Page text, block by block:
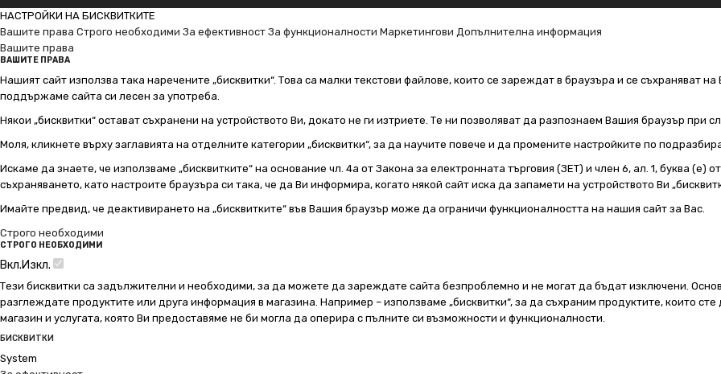
НАСТРОЙКИ НА БИСКВИТКИТЕ
Вашите права Строго необходими За ефективност За функционалности Маркетингови Допълнителна информация
Вашите права
ВАШИТЕ ПРАВА
Нашият сайт използва така наречените „бисквитки“. Това са малки текстови файлове, които се зареждат в браузъра и се съхраняват
поддържаме сайта си лесен за употреба.
Някои „бисквитки“ остават съхранени на устройството Ви, докато не ги изтриете. Те ни позволяват да разпознаем Вашия браузър при
Моля, кликнете върху заглавията на отделните категории „бисквитки“, за да научите повече и да промените настройките по
Искаме да знаете, че използваме „бисквитките“ на основание чл. 4а от Закона за електронната търговия (ЗЕТ) и член 6, ал. 1, буква (е)
съхраняването, като настроите браузъра си така, че да Ви информира, когато някой сайт иска да запамети на устройството Ви
Имайте предвид, че деактивирането на „бисквитките“ във Вашия браузър може да ограничи функционалността на нашия сайт за Вас.
Строго необходими
СТРОГО НЕОБХОДИМИ
Вкл.Изкл.
Тези бисквитки са задължителни и необходими, за да можете да зареждате сайта безпроблемно и не могат да бъдат изключени.
разглеждате продуктите или друга информация в магазина. Например – използваме „бисквитки“, за да съхраним продуктите, които
магазин и услугата, която Ви предоставяме не би могла да оперира с пълните си възможности и функционалности.
БИСКВИТКИ
System